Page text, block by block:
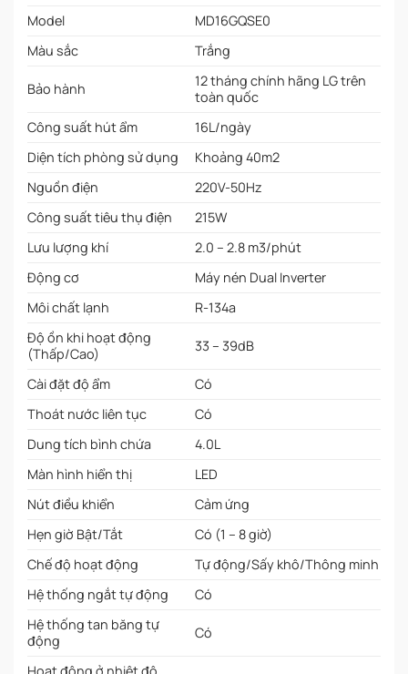
Model
MD16GQSE0
Màu sắc
Trắng
Bảo hành
12 tháng chính hãng LG trên
toàn quốc
Công suất hút ẩm
16L/ngày
Diện tích phòng sử dụng
Khoảng 40m2
Nguồn điện
220V-50Hz
Công suất tiêu thụ điện
215W
Lưu lượng khí
2.0 – 2.8 m3/phút
Động cơ
Máy nén Dual Inverter
Môi chất lạnh
R-134a
Độ ồn khi hoạt động
(Thấp/Cao)
33 – 39dB
Cài đặt độ ẩm
Có
Thoát nước liên tục
Có
Dung tích bình chứa
4.0L
Màn hình hiển thị
LED
Nút điều khiển
Cảm ứng
Hẹn giờ Bật/Tắt
Có (1 – 8 giờ)
Chế độ hoạt động
Tự động/Sấy khô/Thông minh
Hệ thống ngắt tự động
Có
Hệ thống tan băng tự
động
Có
Hoạt động ở nhiệt độ